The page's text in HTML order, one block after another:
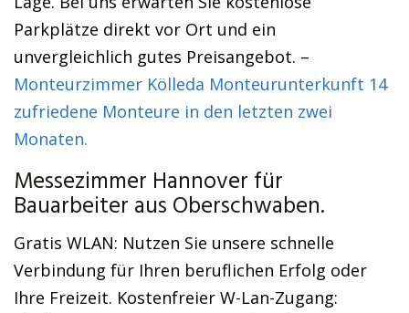
Parkplätze direkt vor Ort und ein
unvergleichlich gutes Preisangebot. –
Monteurzimmer Kölleda Monteurunterkunft 14
zufriedene Monteure in den letzten zwei
Monaten.
Messezimmer Hannover für
Bauarbeiter aus Oberschwaben.
Gratis WLAN: Nutzen Sie unsere schnelle
Verbindung für Ihren beruflichen Erfolg oder
Ihre Freizeit. Kostenfreier W-Lan-Zugang: